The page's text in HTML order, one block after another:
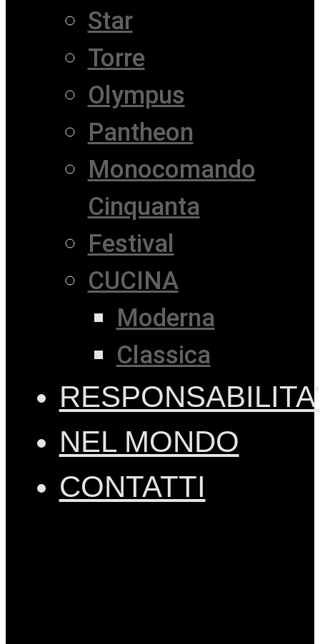
Star
Torre
Olympus
Pantheon
Monocomando
Cinquanta
Festival
CUCINA
Moderna
Classica
RESPONSABILITA’
NEL MONDO
CONTATTI